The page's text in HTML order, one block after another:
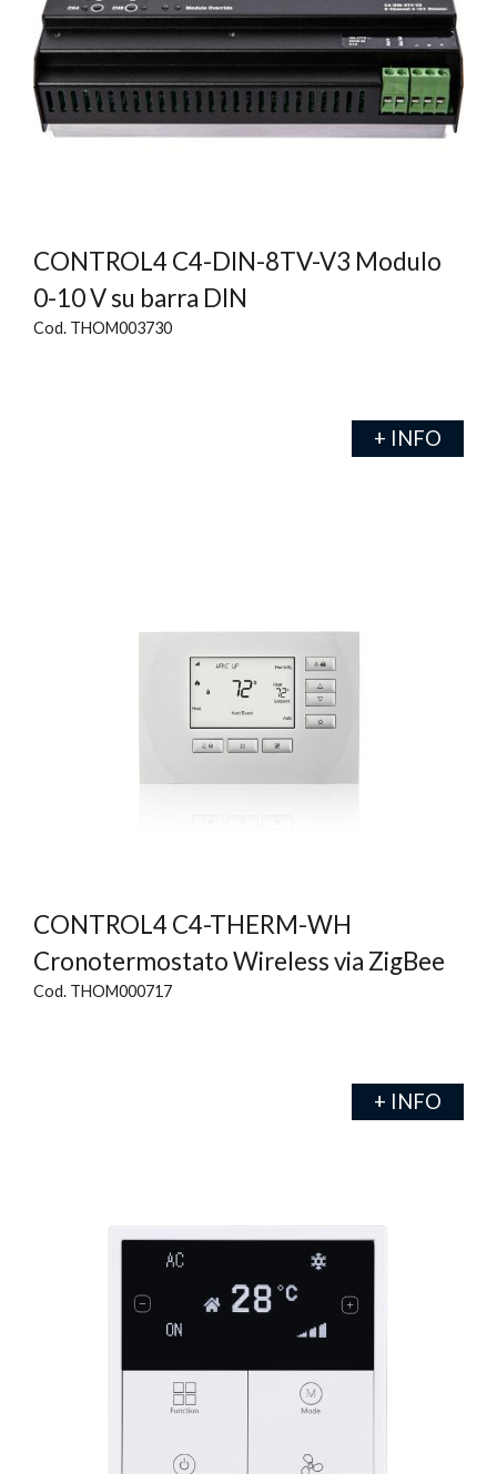
CONTROL4 C4-DIN-8TV-V3 Modulo
0-10 V su barra DIN
Cod. THOM003730
+ INFO
CONTROL4 C4-THERM-WH
Cronotermostato Wireless via ZigBee
Cod. THOM000717
+ INFO